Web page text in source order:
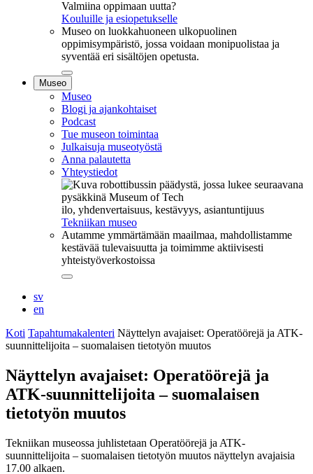
Valmiina oppimaan uutta?
Kouluille ja esiopetukselle
Museo on luokkahuoneen ulkopuolinen
oppimisympäristö, jossa voidaan monipuolistaa ja
syventää eri sisältöjen opetusta.
Sulje
alavalikko
Museo
Museo
Blogi ja ajankohtaiset
Podcast
Tue museon toimintaa
Julkaisuja museotyöstä
Anna palautetta
Yhteystiedot
ilo, yhdenvertaisuus, kestävyys, asiantuntijuus
Tekniikan museo
Autamme ymmärtämään maailmaa, mahdollistamme
kestävää tulevaisuutta ja toimimme aktiivisesti
yhteistyöverkostoissa
Sulje
sv
en
Koti Tapahtumakalenteri Näyttelyn avajaiset: Operatöörejä ja ATK-
suunnittelijoita – suomalaisen tietotyön muutos
Näyttelyn avajaiset: Operatöörejä ja
ATK-suunnittelijoita – suomalaisen
tietotyön muutos
Tekniikan museossa juhlistetaan Operatöörejä ja ATK-
suunnittelijoita – suomalaisen tietotyön muutos näyttelyn avajaisia
17.00 alkaen.